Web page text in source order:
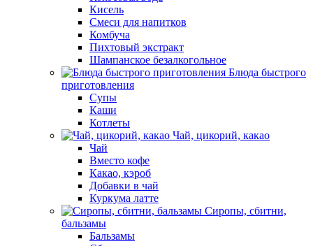
Кисель
Смеси для напитков
Комбуча
Пихтовый экстракт
Шампанское безалкогольное
Блюда быстрого
приготовления
Супы
Каши
Котлеты
Чай, цикорий, какао
Чай
Вместо кофе
Какао, кэроб
Добавки в чай
Куркума латте
Сиропы, сбитни,
бальзамы
Бальзамы